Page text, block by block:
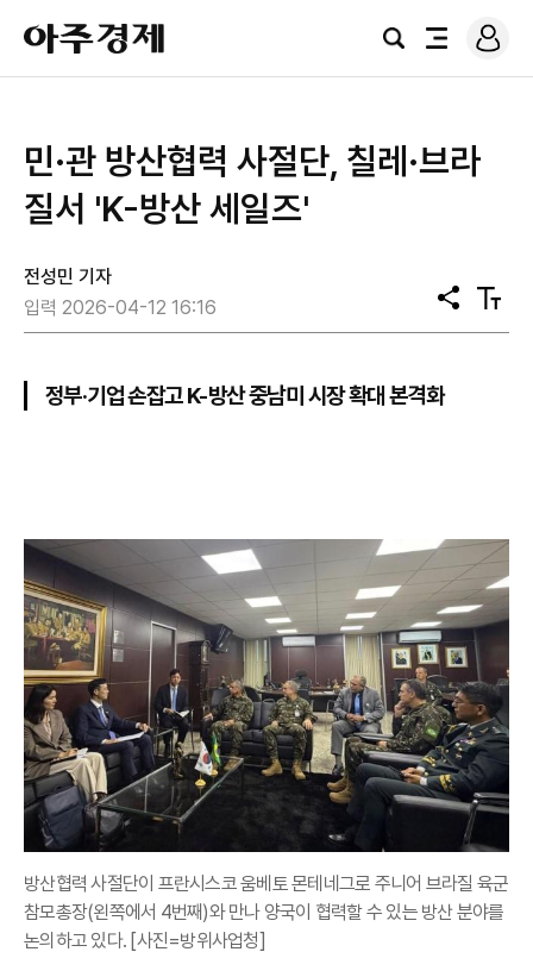
아
주
경
검
전
로
그
민·관 방산협력 사절단, 칠레·브라
질서 'K-방산 세일즈'
전성민 기자
입력 2026-04-12 16:16
공
유
텍
스
정부·기업 손잡고 K-방산 중남미 시장 확대 본격화
방산협력 사절단이 프란시스코 움베토 몬테네그로 주니어 브라질 육군
참모총장(왼쪽에서 4번째)와 만나 양국이 협력할 수 있는 방산 분야를
논의하고 있다. [사진=방위사업청]